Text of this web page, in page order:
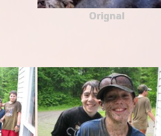
Orignal